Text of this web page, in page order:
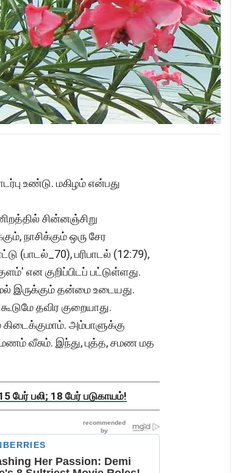
உண்டு. மகிழம் என்பது
சின்னஞ்சிறு
நாசிக்கும் ஒரு சேர
(பாடல்_70), பரிபாடல் (12:79),
என குறிப்பிடப் பட்டுள்ளது.
இருக்கும் தன்மை உடையது.
தவிர குறையாது.
அம்பாளுக்கு
வீசும். இந்து, புத்த, சமண மத
பேர் பலி; 18 பேர் படுகாயம்!